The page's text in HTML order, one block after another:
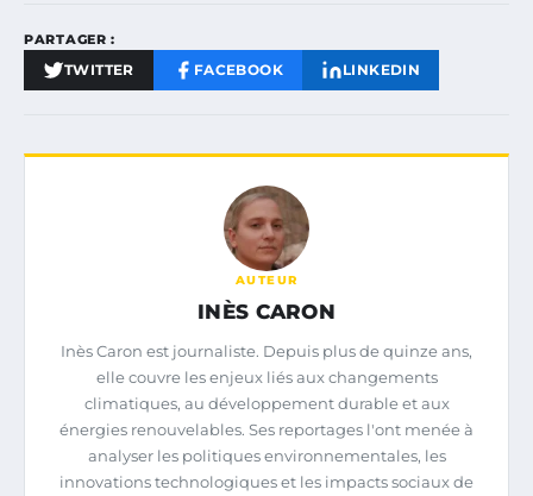
PARTAGER :
TWITTER FACEBOOK LINKEDIN
AUTEUR
INÈS CARON
Inès Caron est journaliste. Depuis plus de quinze ans,
elle couvre les enjeux liés aux changements
climatiques, au développement durable et aux
énergies renouvelables. Ses reportages l'ont menée à
analyser les politiques environnementales, les
innovations technologiques et les impacts sociaux de